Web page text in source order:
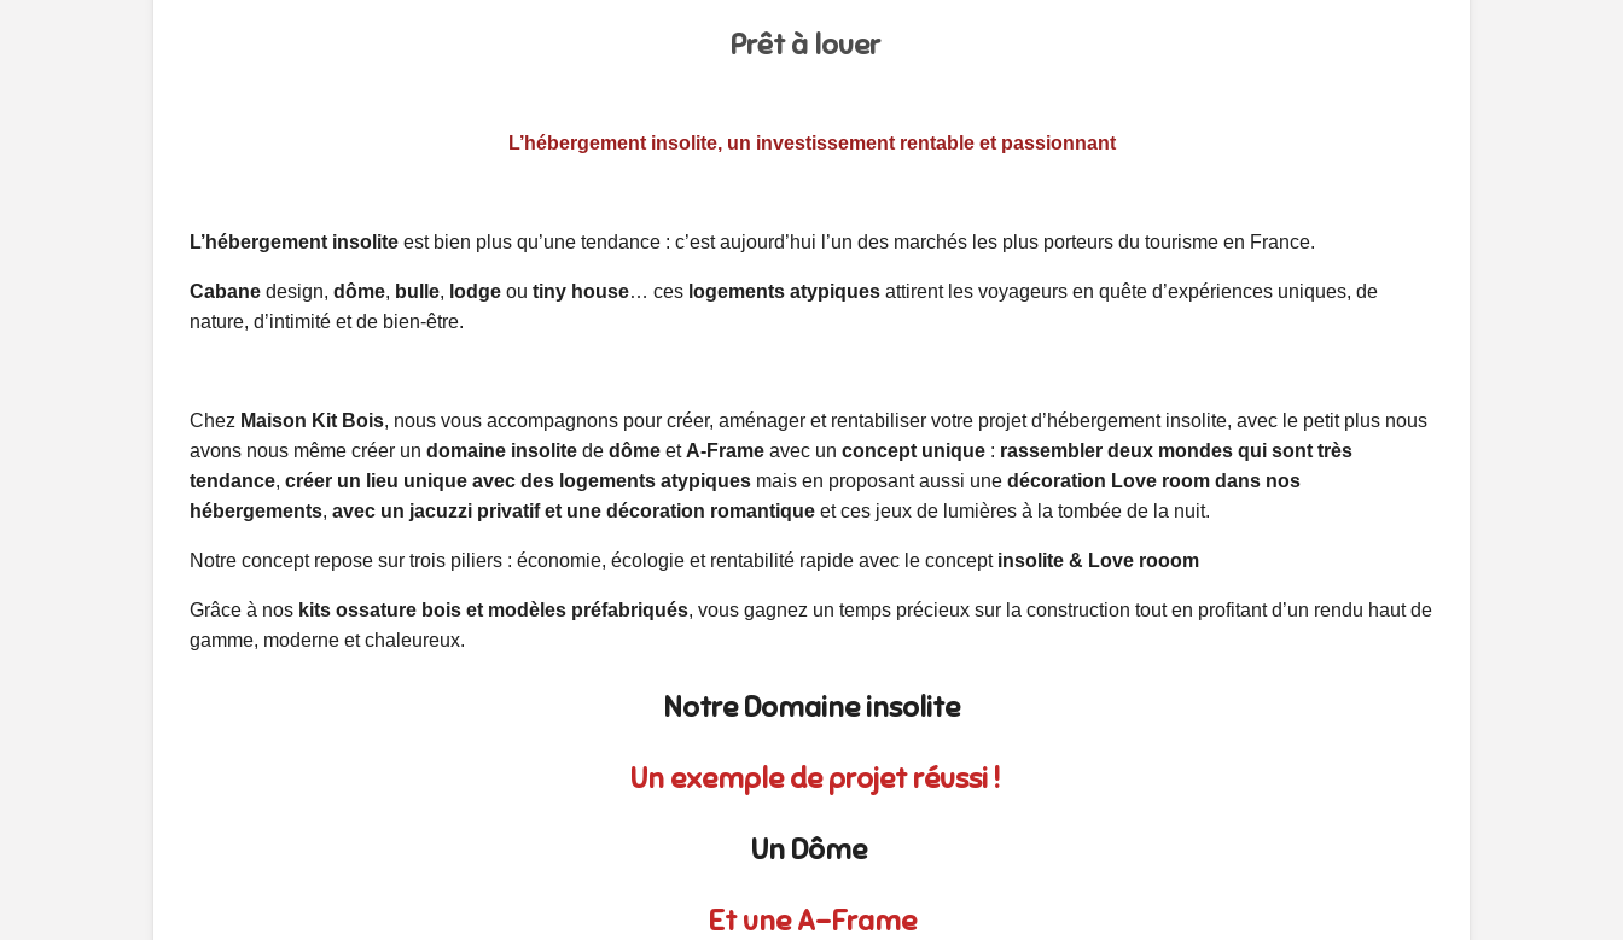
Prêt à louer
L’hébergement insolite, un investissement rentable et passionnant
L’hébergement insolite est bien plus qu’une tendance : c’est aujourd’hui l’un des marchés les plus porteurs du tourisme en France.
Cabane design, dôme, bulle, lodge ou tiny house… ces logements atypiques attirent les voyageurs en quête d’expériences uniques, de
nature, d’intimité et de bien-être.
Chez Maison Kit Bois, nous vous accompagnons pour créer, aménager et rentabiliser votre projet d’hébergement insolite, avec le petit plus nous
avons nous même créer un domaine insolite de dôme et A-Frame avec un concept unique : rassembler deux mondes qui sont très
tendance, créer un lieu unique avec des logements atypiques mais en proposant aussi une décoration Love room dans nos
hébergements, avec un jacuzzi privatif et une décoration romantique et ces jeux de lumières à la tombée de la nuit.
Notre concept repose sur trois piliers : économie, écologie et rentabilité rapide avec le concept insolite & Love rooom
Grâce à nos kits ossature bois et modèles préfabriqués, vous gagnez un temps précieux sur la construction tout en profitant d’un rendu haut de
gamme, moderne et chaleureux.
Notre Domaine insolite
Un exemple de projet réussi !
Un Dôme
Et une A-Frame